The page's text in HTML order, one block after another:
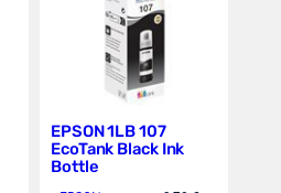
EPSON 1LB 107
EcoTank Black Ink
Bottle